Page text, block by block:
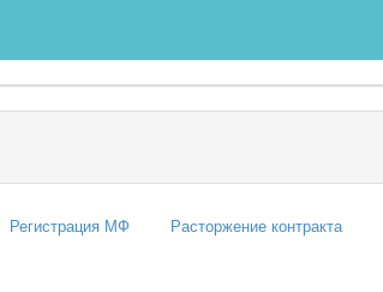
Регистрация МФ Расторжение контракта